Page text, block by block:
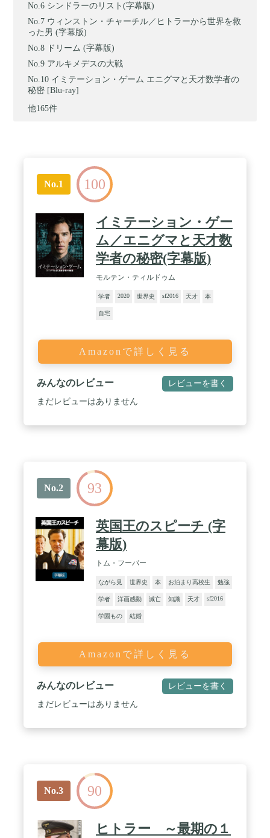
シンドラーのリスト(字幕版)
ウィンストン・チャーチル／ヒトラーから世界を救
った男 (字幕版)
ドリーム (字幕版)
アルキメデスの大戦
イミテーション・ゲーム エニグマと天才数学者の
秘密 [Blu-ray]
他165件
No.1 100
イミテーション・ゲー
ム／エニグマと天才数
学者の秘密(字幕版)
モルテン・ティルドゥム
学者 2020 世界史 sf2016 天才 本
自宅
Amazonで詳しく見る
みんなのレビュー レビューを書く
まだレビューはありません
No.2 93
英国王のスピーチ (字
幕版)
トム・フーパー
ながら見 世界史 本 お泊まり高校生 勉強
学者 洋画感動 滅亡 知識 天才 sf2016
学園もの 結婚
Amazonで詳しく見る
みんなのレビュー レビューを書く
まだレビューはありません
No.3 90
ヒトラー ～最期の１